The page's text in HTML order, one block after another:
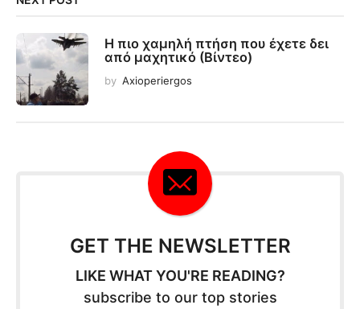
Η πιο χαμηλή πτήση που έχετε δει
από μαχητικό (Βίντεο)
by Axioperiergos
GET THE NEWSLETTER
LIKE WHAT YOU'RE READING?
subscribe to our top stories